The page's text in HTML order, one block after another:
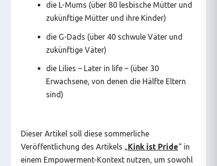
die L-Mums (über 80 lesbische Mütter und
zukünftige Mütter und ihre Kinder)
die G-Dads (über 40 schwule Väter und
zukünftige Väter)
die Lilies – Later in life – (über 30
Erwachsene, von denen die Hälfte Eltern
sind)
Dieser Artikel soll diese sommerliche
Veröffentlichung des Artikels „Kink ist Pride“ in
einem Empowerment-Kontext nutzen, um sowohl